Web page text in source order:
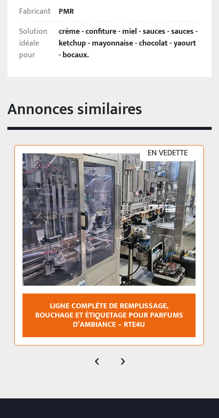
Enfin, le système est complété par la
d'étiquetage qui applique un sceau supérieur puis
une étiquette enveloppante sur le pot.
Production : 1200-1500 pcs/h selon le dosage.
Fabricant
PMR
Solution
idéale
pour
crème - confiture - miel - sauces - sauces -
ketchup - mayonnaise - chocolat - yaourt
- bocaux.
Annonces similaires
EN VEDETTE
LIGNE COMPLÈTE DE REMPLISSAGE,
BOUCHAGE ET ÉTIQUETAGE POUR PARFUMS
D’AMBIANCE – RTE4U
‹ ›